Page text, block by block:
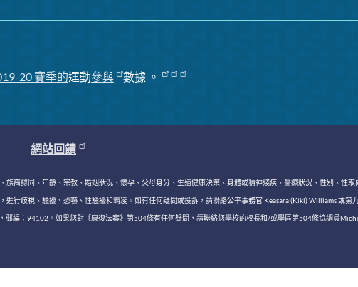
20 賽季的運動參與 數據 。
網站回饋
裔認同、年齡、宗教、婚姻狀況、懷孕、父母身分、生殖健康決策、身體或精神殘疾、醫療狀況、性別、性
行歧視、騷擾、恐嚇、性騷擾和霸凌。如有任何疑問或投訴，請聯絡公平事務官 Keasara (Kiki) Williams 或
郵編：94102。如果您對《康復法案》第504條有任何疑問，請聯絡您學校的校長和/或學區第504條協調員